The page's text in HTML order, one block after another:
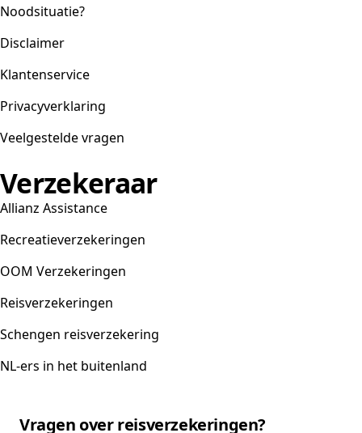
Noodsituatie?
Disclaimer
Klantenservice
Privacyverklaring
Veelgestelde vragen
Verzekeraar
Allianz Assistance
Recreatieverzekeringen
OOM Verzekeringen
Reisverzekeringen
Schengen reisverzekering
NL-ers in het buitenland
Vragen over reisverzekeringen?